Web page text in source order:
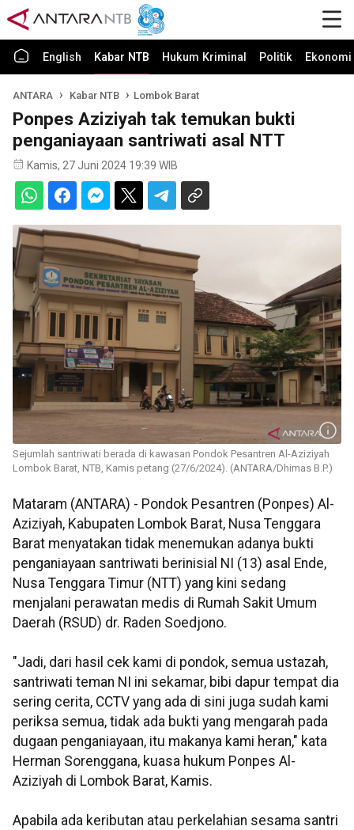
English Kabar NTB Hukum Kriminal Politik
ANTARA Kabar NTB Lombok Barat
Ponpes Aziziyah tak temukan bukti
penganiayaan santriwati asal NTT
Kamis, 27 Juni 2024 19:39 WIB
Sejumlah santriwati berada di kawasan Pondok Pesantren Al-Aziziyah
Lombok Barat, NTB, Kamis petang (27/6/2024). (ANTARA/Dhimas B.P.)
Mataram (ANTARA) - Pondok Pesantren (Ponpes) Al-
Aziziyah, Kabupaten Lombok Barat, Nusa Tenggara
Barat menyatakan tidak menemukan adanya bukti
penganiayaan santriwati berinisial NI (13) asal Ende,
Nusa Tenggara Timur (NTT) yang kini sedang
menjalani perawatan medis di Rumah Sakit Umum
Daerah (RSUD) dr. Raden Soedjono.
"Jadi, dari hasil cek kami di pondok, semua ustazah,
santriwati teman NI ini sekamar, bibi dapur tempat dia
sering cerita, CCTV yang ada di sini juga sudah kami
periksa semua, tidak ada bukti yang mengarah pada
dugaan penganiayaan, itu makanya kami heran," kata
Herman Sorenggana, kuasa hukum Ponpes Al-
Aziziyah di Lombok Barat, Kamis.
Apabila ada keributan atau perkelahian sesama santri